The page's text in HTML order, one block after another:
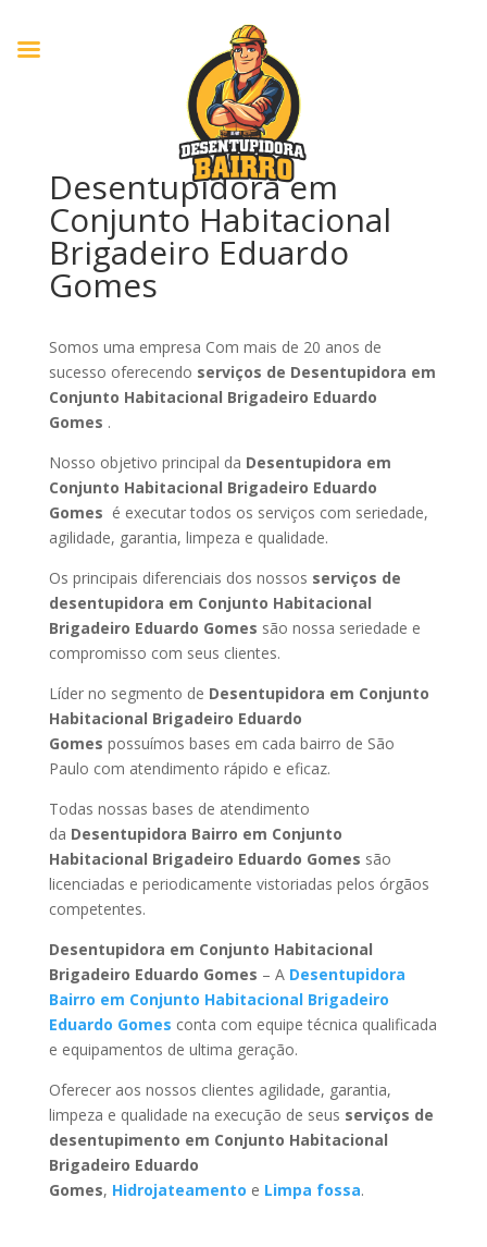
Desentupidora em
Conjunto Habitacional
Brigadeiro Eduardo
Gomes
Somos uma empresa Com mais de 20 anos de
sucesso oferecendo serviços de Desentupidora em
Conjunto Habitacional Brigadeiro Eduardo
Gomes .
Nosso objetivo principal da Desentupidora em
Conjunto Habitacional Brigadeiro Eduardo
Gomes é executar todos os serviços com seriedade,
agilidade, garantia, limpeza e qualidade.
Os principais diferenciais dos nossos serviços de
desentupidora em Conjunto Habitacional
Brigadeiro Eduardo Gomes são nossa seriedade e
compromisso com seus clientes.
Líder no segmento de Desentupidora em Conjunto
Habitacional Brigadeiro Eduardo
Gomes possuímos bases em cada bairro de São
Paulo com atendimento rápido e eficaz.
Todas nossas bases de atendimento
da Desentupidora Bairro em Conjunto
Habitacional Brigadeiro Eduardo Gomes são
licenciadas e periodicamente vistoriadas pelos órgãos
competentes.
Desentupidora em Conjunto Habitacional
Brigadeiro Eduardo Gomes – A Desentupidora
Bairro em Conjunto Habitacional Brigadeiro
Eduardo Gomes conta com equipe técnica qualificada
e equipamentos de ultima geração.
Oferecer aos nossos clientes agilidade, garantia,
limpeza e qualidade na execução de seus serviços de
desentupimento em Conjunto Habitacional
Brigadeiro Eduardo
Gomes, Hidrojateamento e Limpa fossa.